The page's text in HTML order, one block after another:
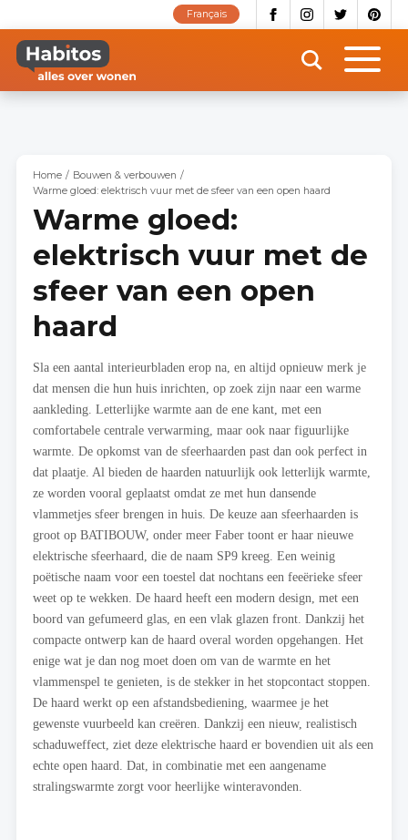
naar
inhoud
gaan
Français
Home
Bouwen & verbouwen
Warme gloed: elektrisch vuur met de sfeer van een open haard
Warme gloed:
elektrisch vuur met de
sfeer van een open
haard
Sla een aantal interieurbladen erop na, en altijd opnieuw merk je
dat mensen die hun huis inrichten, op zoek zijn naar een warme
aankleding. Letterlijke warmte aan de ene kant, met een
comfortabele centrale verwarming, maar ook naar figuurlijke
warmte. De opkomst van de sfeerhaarden past dan ook perfect in
dat plaatje. Al bieden de haarden natuurlijk ook letterlijk warmte,
ze worden vooral geplaatst omdat ze met hun dansende
vlammetjes sfeer brengen in huis. De keuze aan sfeerhaarden is
groot op BATIBOUW, onder meer Faber toont er haar nieuwe
elektrische sfeerhaard, die de naam SP9 kreeg. Een weinig
poëtische naam voor een toestel dat nochtans een feeërieke sfeer
weet op te wekken. De haard heeft een modern design, met een
boord van gefumeerd glas, en een vlak glazen front. Dankzij het
compacte ontwerp kan de haard overal worden opgehangen. Het
enige wat je dan nog moet doen om van de warmte en het
vlammenspel te genieten, is de stekker in het stopcontact stoppen.
De haard werkt op een afstandsbediening, waarmee je het
gewenste vuurbeeld kan creëren. Dankzij een nieuw, realistisch
schaduweffect, ziet deze elektrische haard er bovendien uit als een
echte open haard. Dat, in combinatie met een aangename
stralingswarmte zorgt voor heerlijke winteravonden.